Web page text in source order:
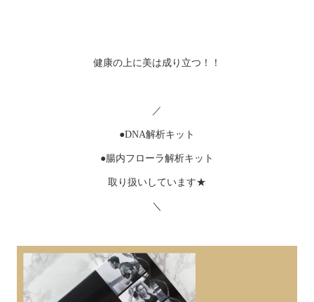
健康の上に美は成り立つ！！
／
●DNA解析キット
●腸内フローラ解析キット
取り扱いしています★
＼